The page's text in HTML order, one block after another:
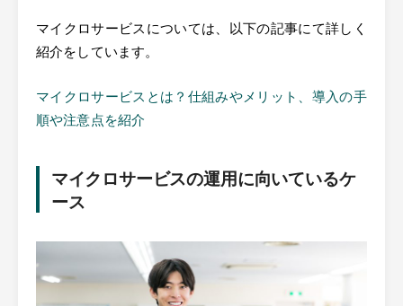
マイクロサービスについては、以下の記事にて詳しく
紹介をしています。
マイクロサービスとは？仕組みやメリット、導入の手
順や注意点を紹介
マイクロサービスの運用に向いているケ
ース